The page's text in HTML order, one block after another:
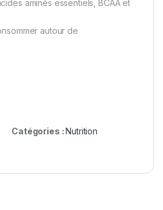
aminés essentiels, BCAA et
autour de
Catégories :Nutrition